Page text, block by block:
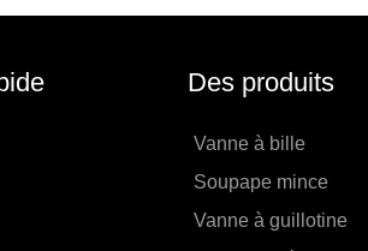
Des produits
Vanne à bille
Soupape mince
Vanne à guillotine